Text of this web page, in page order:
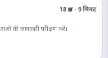
18 प्रश्न · 9 मिनट
की जानकारी परीक्षण करें।